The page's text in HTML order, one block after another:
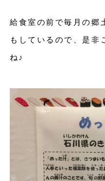
給食室の前で毎月の郷
もしているので、是非
ね♪